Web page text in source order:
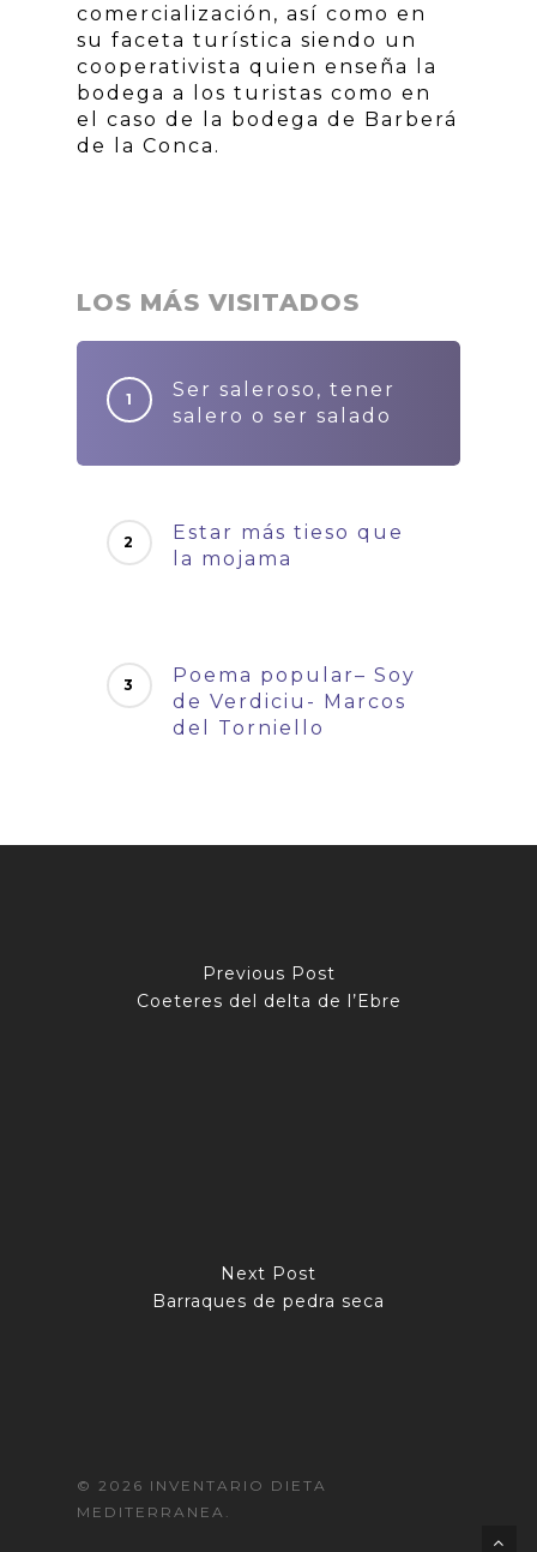
comercialización, así como en
su faceta turística siendo un
cooperativista quien enseña la
bodega a los turistas como en
el caso de la bodega de Barberá
de la Conca.
LOS MÁS VISITADOS
Ser saleroso, tener
salero o ser salado
Estar más tieso que
la mojama
Poema popular– Soy
de Verdiciu- Marcos
del Torniello
Previous Post
Coeteres del delta de l’Ebre
Next Post
Barraques de pedra seca
© 2026 INVENTARIO DIETA
MEDITERRANEA.